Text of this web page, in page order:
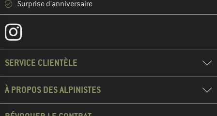
Surprise d'anniversaire
SERVICE CLIENTÈLE
À PROPOS DES ALPINISTES